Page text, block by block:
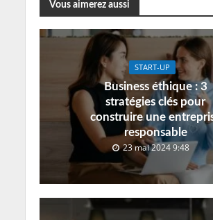
Vous aimerez aussi
START-UP
Business éthique : 3
stratégies clés pour
construire une
responsable
23 mai 2024 9:48